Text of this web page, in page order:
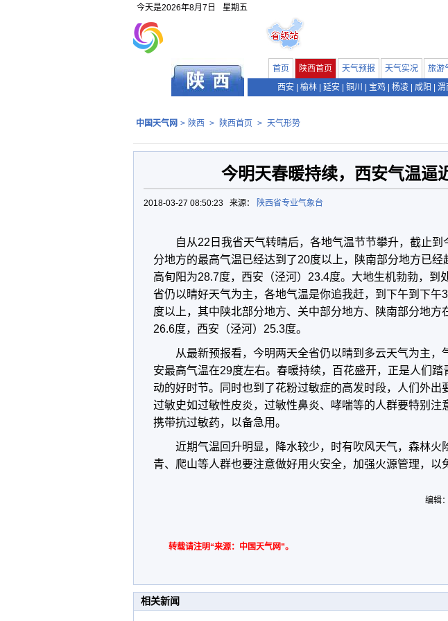
今天是2026年8月7日 星期五
首页 陕西首页 天气预报 天气实况 旅游
西安
榆林 延安 铜川 宝鸡 杨凌 咸阳 渭
中国天气网 > 陕西 > 陕西首页 > 天气形势
今明天春暖持续，西安气温逼
2018-03-27 08:50:23 来源： 陕西省专业气象台
自从22日我省天气转晴后，各地气温节节攀升，截止到
分地方的最高气温已经达到了20度以上，陕南部分地方已
高旬阳为28.7度，西安（泾河）23.4度。大地生机勃勃，到
省仍以晴好天气为主，各地气温是你追我赶，到下午到下午
度以上，其中陕北部分地方、关中部分地方、陕南部分地方
26.6度，西安（泾河）25.3度。
从最新预报看，今明两天全省仍以晴到多云天气为主，
安最高气温在29度左右。春暖持续，百花盛开，正是人们
动的好时节。同时也到了花粉过敏症的高发时段，人们外出
过敏史如过敏性皮炎，过敏性鼻炎、哮喘等的人群要特别注
携带抗过敏药，以备急用。
近期气温回升明显，降水较少，时有吹风天气，森林火
青、爬山等人群也要注意做好用火安全，加强火源管理，以
编辑
转载请注明“来源：中国天气网”。
相关新闻